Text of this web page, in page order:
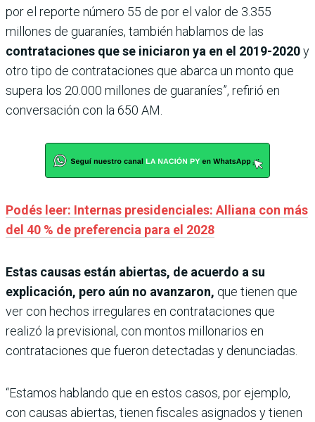
por el reporte número 55 de por el valor de 3.355
millones de guaraníes, también hablamos de las
contrataciones que se iniciaron ya en el 2019-2020y
otro tipo de contrataciones que abarca un monto que
supera los 20.000 millones de guaraníes”, refirió en
conversación con la 650 AM.
Podés leer: Internas presidenciales: Alliana con más
del 40 % de preferencia para el 2028
Estas causas están abiertas, de acuerdo a su
explicación, pero aún no avanzaron, que tienen que
ver con hechos irregulares en contrataciones que
realizó la previsional, con montos millonarios en
contrataciones que fueron detectadas y denunciadas.
“Estamos hablando que en estos casos, por ejemplo,
con causas abiertas, tienen fiscales asignados y tienen